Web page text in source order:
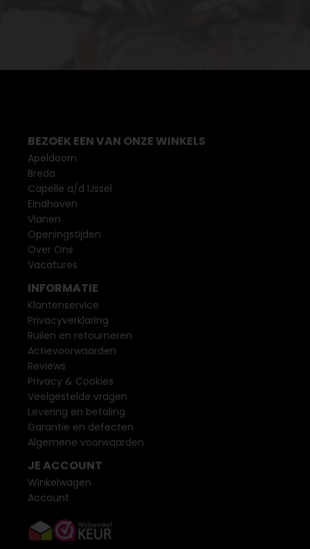
BEZOEK EEN VAN ONZE WINKELS
Apeldoorn
Breda
Capelle a/d IJssel
Eindhoven
Vianen
Openingstijden
Over Ons
Vacatures
INFORMATIE
Klantenservice
Privacyverklaring
Ruilen en retourneren
Actievoorwaarden
Reviews
Privacy & Cookies
Veelgestelde vragen
Levering en betaling
Garantie en defecten
Algemene voorwaarden
JE ACCOUNT
Winkelwagen
Account